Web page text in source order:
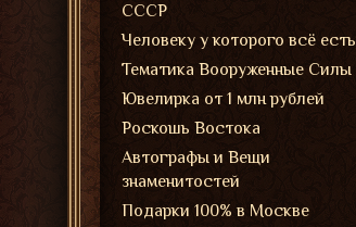
СССР
Человеку у которого всё есть
Тематика Вооруженные Силы
Ювелирка от 1 млн рублей
Роскошь Востока
Автографы и Вещи
знаменитостей
Подарки 100% в Москве